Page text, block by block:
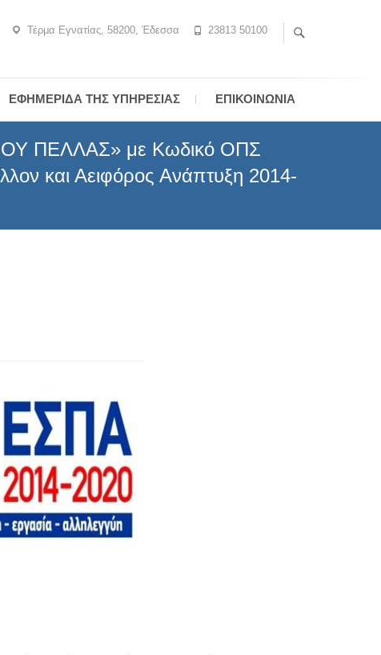
Τέρμα Εγνατίας, 58200, Έδεσσα 23813 50100
ΕΦΗΜΕΡΊΔΑ ΤΗΣ ΥΠΗΡΕΣΊΑΣ ΕΠΙΚΟΙΝΩΝΊΑ
ΠΕΛΛΑΣ» με Κωδικό ΟΠΣ
και Αειφόρος Ανάπτυξη 2014-